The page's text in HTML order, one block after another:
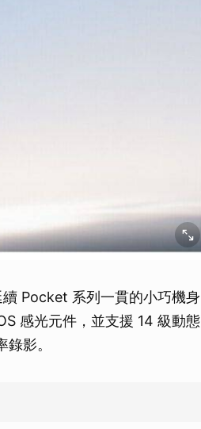
Pocket 系列一貫的小巧機身
感光元件，並支援 14 級動態
影。